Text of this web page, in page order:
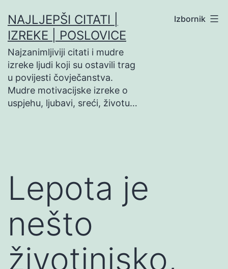
na
sadržaj
NAJLJEPŠI CITATI |
IZREKE | POSLOVICE
Najzanimljiviji citati i mudre
izreke ljudi koji su ostavili trag
u povijesti čovječanstva.
Mudre motivacijske izreke o
uspjehu, ljubavi, sreći, životu…
Izbornik
Lepota je
nešto
životinjsko,